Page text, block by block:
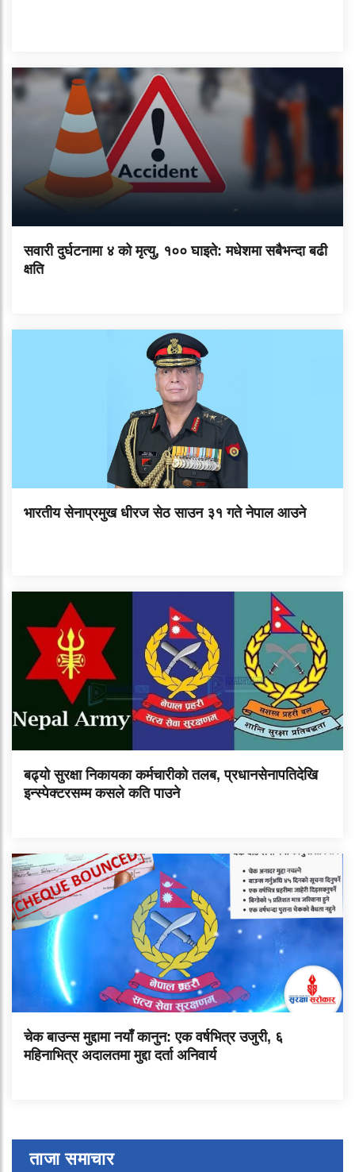
सवारी दुर्घटनामा ४ को मृत्यु, १०० घाइते: मधेशमा सबैभन्दा बढी
क्षति
भारतीय सेनाप्रमुख धीरज सेठ साउन ३१ गते नेपाल आउने
बढ्यो सुरक्षा निकायका कर्मचारीको तलब, प्रधानसेनापतिदेखि
इन्स्पेक्टरसम्म कसले कति पाउने
चेक बाउन्स मुद्दामा नयाँ कानुन: एक वर्षभित्र उजुरी, ६
महिनाभित्र अदालतमा मुद्दा दर्ता अनिवार्य
ताजा समाचार